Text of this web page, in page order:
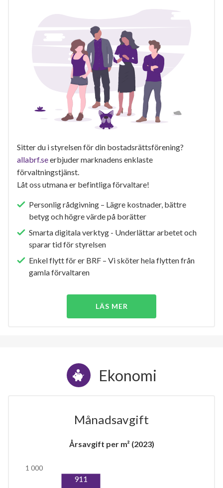
Sitter du i styrelsen för din bostadsrättsförening?
allabrf.seerbjuder marknadens enklaste
förvaltningstjänst.
Låt oss utmana er befintliga förvaltare!
Personlig rådgivning – Lägre kostnader, bättre
betyg och högre värde på borätter
Smarta digitala verktyg - Underlättar arbetet och
sparar tid för styrelsen
Enkel flytt för er BRF – Vi sköter hela flytten från
gamla förvaltaren
LÄS MER
Ekonomi
Månadsavgift
Årsavgift per m² (2023)
1 000
911